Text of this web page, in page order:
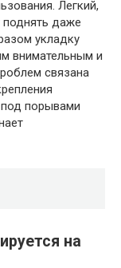
Легкий,
даже
укладку
внимательным и
связана
под порывами
на